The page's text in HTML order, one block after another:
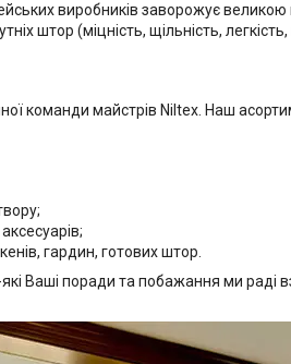
виробників заворожує
штор (міцність, щільність,
команди майстрів Niltex. Наш
гардин, готових штор.
Ваші поради та побажання ми